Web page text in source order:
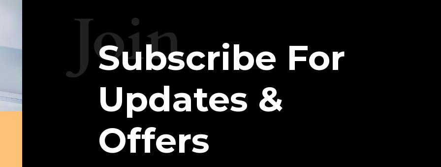
Join
Subscribe For
Updates &
Offers